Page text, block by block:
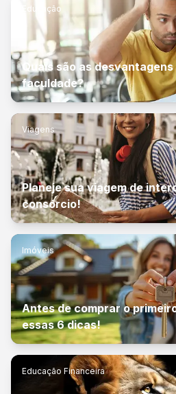
Educação
Quais são as
faculdade?
Viagens
Planeje sua viagem de
consórcio!
Imóveis
Antes de comprar o
essas 6 dicas!
Educação Financeira